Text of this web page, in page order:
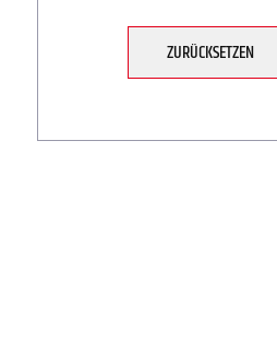
ZURÜCKSETZEN